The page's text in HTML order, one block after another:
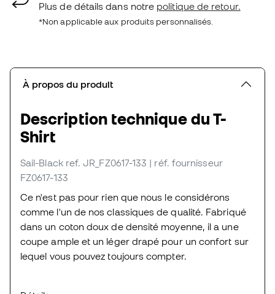
Plus de détails dans notre politique de retour.
*Non applicable aux produits personnalisés.
À propos du produit
Description technique du T-
Shirt
Sail-Black ref. JR_FZ0617-133 | réf. fournisseur
FZ0617-133
Ce n'est pas pour rien que nous le considérons
comme l'un de nos classiques de qualité. Fabriqué
dans un coton doux de densité moyenne, il a une
coupe ample et un léger drapé pour un confort sur
lequel vous pouvez toujours compter.